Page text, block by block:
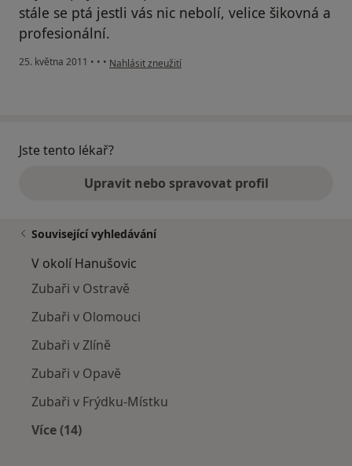
stále se ptá jestli vás nic nebolí, velice šikovná a
profesionální.
25. května 2011 • • • podle názoru uživatele Váš účet byl odstraněn
Nahlásit zneužití
Jste tento lékař?
Upravit nebo spravovat profil
Související vyhledávání
V okolí Hanušovic
Zubaři v Ostravě
Zubaři v Olomouci
Zubaři v Zlíně
Zubaři v Opavě
Zubaři v Frýdku-Místku
Více (14)